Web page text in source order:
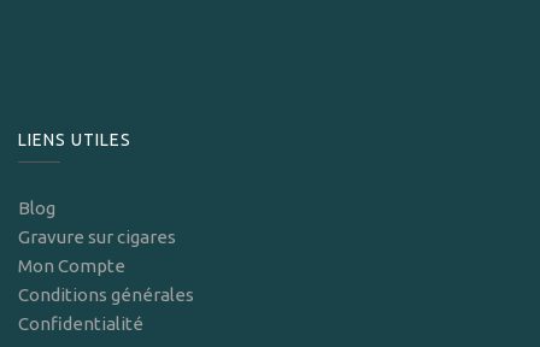
LIENS UTILES
Blog
Gravure sur cigares
Mon Compte
Conditions générales
Confidentialité